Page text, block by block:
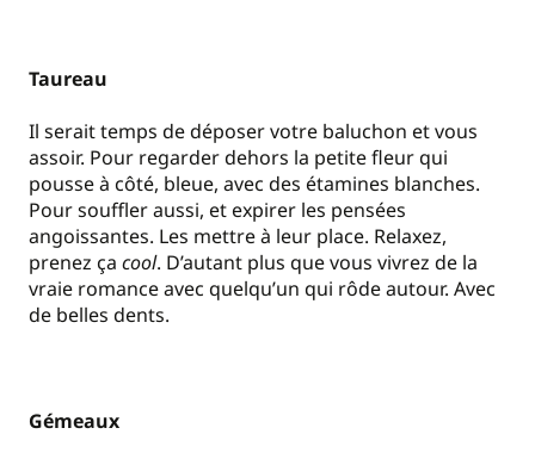
Taureau
Il serait temps de déposer votre baluchon et vous
assoir. Pour regarder dehors la petite fleur qui
pousse à côté, bleue, avec des étamines blanches.
Pour souffler aussi, et expirer les pensées
angoissantes. Les mettre à leur place. Relaxez,
prenez ça cool. D’autant plus que vous vivrez de la
vraie romance avec quelqu’un qui rôde autour. Avec
de belles dents.
Gémeaux